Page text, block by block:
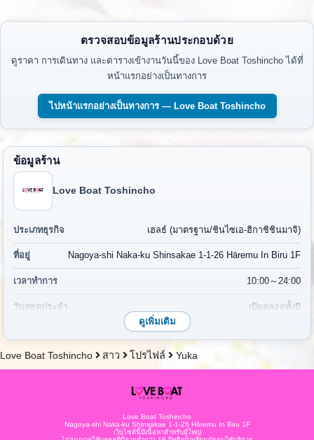
ตรวจสอบข้อมูลร้านประกอบด้วย
ดูราคา การเดินทาง และตารางเข้างานวันนี้ของ Love Boat Toshincho ได้ที่
หน้าแรกอย่างเป็นทางการ
ไปหน้าแรกอย่างเป็นทางการ — Love Boat Toshincho
ข้อมูลร้าน
Love Boat Toshincho
ประเภทธุรกิจ เฮลธ์ (มาตรฐาน/ชินไซเอ-ฮิกาชิชินมาจิ)
ที่อยู่ Nagoya-shi Naka-ku Shinsakae 1-1-26 Hāremu In Biru 1F
เวลาทำการ 10:00～24:00
วันหยุดประจำ เปิดตลอดทั้งปี
การเดินทาง เดิน 7 นาทีจากสถานี Sakae สาย Higashiyama รถไฟใต้ดิน
ดูเพิ่มเติม
Love Boat Toshincho สาว โปรไฟล์ Yuka
Love Boat Toshincho
Nagoya-shi Naka-ku Shinsakae 1-1-26 Hāremu In Biru 1F
เว็บไซต์นี้มีเนื้อหาสำหรับผู้ใหญ่